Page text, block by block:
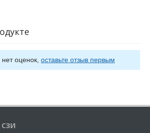
правил и политик безопасности
идентификация при помощи анализа
от межсетевых экранов
оценок, оставьте отзыв первым